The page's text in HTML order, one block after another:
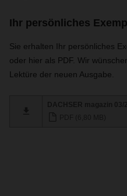
Ihr persönliches
Sie erhalten Ihr persönliches
oder hier als PDF. Wir
Lektüre der neuen Ausgabe.